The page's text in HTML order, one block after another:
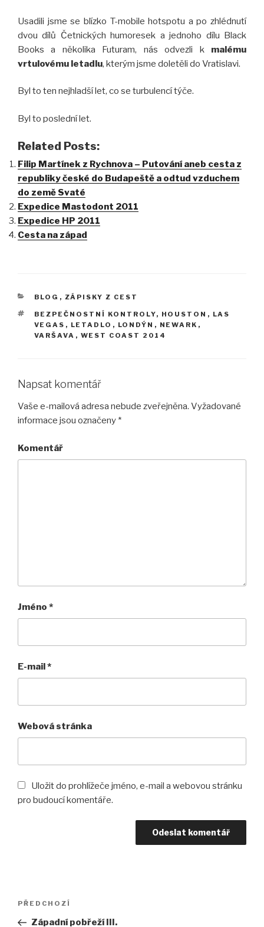
Usadili jsme se blízko T-mobile hotspotu a po zhlédnutí
dvou dílů Četnických humoresek a jednoho dílu Black
Books a několika Futuram, nás odvezli k malému
vrtulovému letadlu, kterým jsme doletěli do Vratislavi.
Byl to ten nejhladší let, co se turbulencí týče.
Byl to poslední let.
Related Posts:
Filip Martínek z Rychnova – Putování aneb cesta z
republiky české do Budapeště a odtud vzduchem
do země Svaté
Expedice Mastodont 2011
Expedice HP 2011
Cesta na západ
RUBRIKY
BLOG , ZÁPISKY Z CEST
ŠTÍTKY
BEZPEČNOSTNÍ KONTROLY, HOUSTON , LAS
VEGAS , LETADLO , LONDÝN , NEWARK ,
VARŠAVA , WEST COAST 2014
Napsat komentář
Vaše e-mailová adresa nebude zveřejněna. Vyžadované
informace jsou označeny *
Komentář
Jméno *
E-mail*
Webová stránka
Uložit do prohlížeče jméno, e-mail a webovou stránku
pro budoucí komentáře.
Navigace
Předchozí
příspěvek
PŘEDCHOZÍ
Západní pobřeží III.